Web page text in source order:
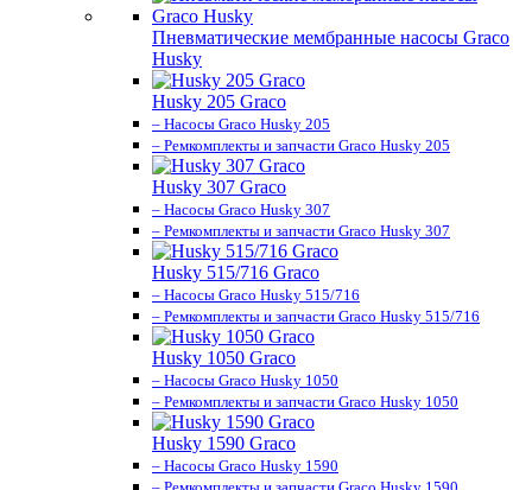
Пневматические мембранные насосы Graco
Husky
Husky 205 Graco
– Насосы Graco Husky 205
– Ремкомплекты и запчасти Graco Husky 205
Husky 307 Graco
– Насосы Graco Husky 307
– Ремкомплекты и запчасти Graco Husky 307
Husky 515/716 Graco
– Насосы Graco Husky 515/716
– Ремкомплекты и запчасти Graco Husky 515/716
Husky 1050 Graco
– Насосы Graco Husky 1050
– Ремкомплекты и запчасти Graco Husky 1050
Husky 1590 Graco
– Насосы Graco Husky 1590